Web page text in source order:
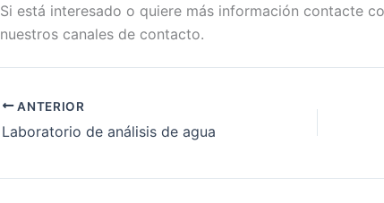
Si está interesado o quiere más información contacte
nuestros canales de contacto.
ANTERIOR
Laboratorio de análisis de agua